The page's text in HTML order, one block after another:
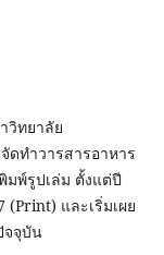
ทยาลัย
ดทำวารสารอาหาร
มพ์รูปเล่ม ตั้งแต่ปี
(Print) และเริ่มเผย
จจุบัน